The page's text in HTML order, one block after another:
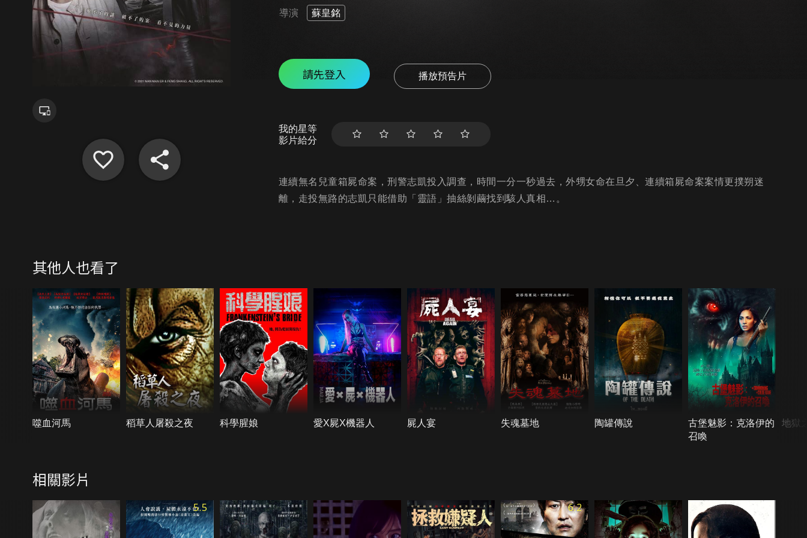
導演 蘇皇銘
請先登入 播放預告片
我的星等
影片給分
連續無名兒童箱屍命案，刑警志凱投入調查，時間一分一秒過去，外甥女命在旦夕、連續箱屍命案案情更撲朔迷
離，走投無路的志凱只能借助「靈語」抽絲剝繭找到駭人真相…。
其他人也看了
噬血河馬 稻草人屠殺之夜 科學腥娘 愛X屍X機器人 屍人宴 失魂墓地 陶罐傳說
古堡魅影：克洛伊的
召喚
地獄
相關影片
5.5 6.2